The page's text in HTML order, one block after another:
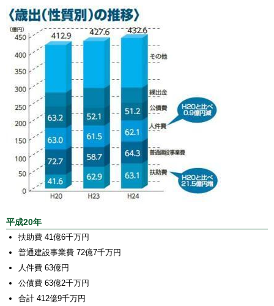
平成20年
扶助費 41億6千万円
普通建設事業費 72億7千万円
人件費 63億円
公債費 63億2千万円
合計 412億9千万円